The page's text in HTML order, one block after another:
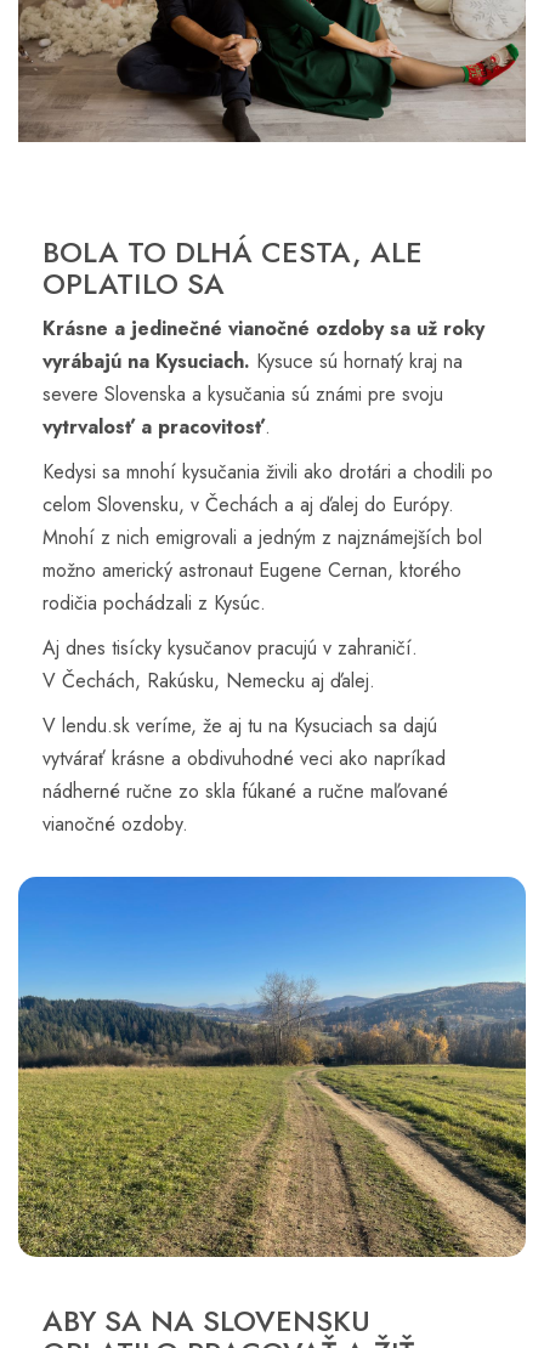
BOLA TO DLHÁ CESTA, ALE
OPLATILO SA
Krásne a jedinečné vianočné ozdoby sa už roky
vyrábajú na Kysuciach. Kysuce sú hornatý kraj na
severe Slovenska a kysučania sú známi pre svoju
vytrvalosť a pracovitosť.
Kedysi sa mnohí kysučania živili ako drotári a chodili po
celom Slovensku, v Čechách a aj ďalej do Európy.
Mnohí z nich emigrovali a jedným z najznámejších bol
možno americký astronaut Eugene Cernan, ktorého
rodičia pochádzali z Kysúc.
Aj dnes tisícky kysučanov pracujú v zahraničí.
V Čechách, Rakúsku, Nemecku aj ďalej.
V lendu.sk veríme, že aj tu na Kysuciach sa dajú
vytvárať krásne a obdivuhodné veci ako napríkad
nádherné ručne zo skla fúkané a ručne maľované
vianočné ozdoby.
ABY SA NA SLOVENSKU